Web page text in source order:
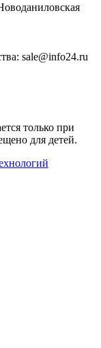
sale@info24.ru
только при
для детей.